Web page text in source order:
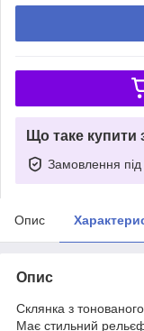
Що таке купити
Замовлення під
Опис
Опис
Склянка з
Має стильний